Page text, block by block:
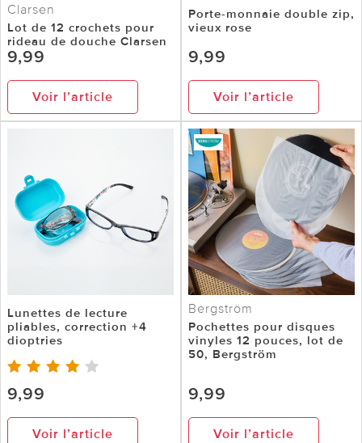
Clarsen
Lot de 12 crochets pour
rideau de douche Clarsen
9,99
Voir l’article
Porte-monnaie double zip,
vieux rose
9,99
Voir l’article
Lunettes de lecture
pliables, correction +4
dioptries
9,99
Voir l’article
Bergström
Pochettes pour disques
vinyles 12 pouces, lot de
50, Bergström
9,99
Voir l’article